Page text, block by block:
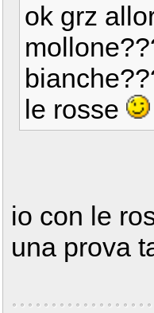
ok grz
le rosse
io con le
una prova